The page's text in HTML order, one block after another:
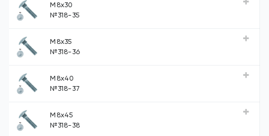
М8х30
№318-35
М8х35
№318-36
М8х40
№318-37
М8х45
№318-38